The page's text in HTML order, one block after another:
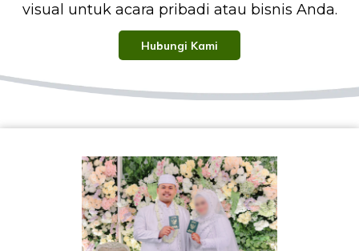
visual untuk acara pribadi atau bisnis Anda.
Hubungi Kami